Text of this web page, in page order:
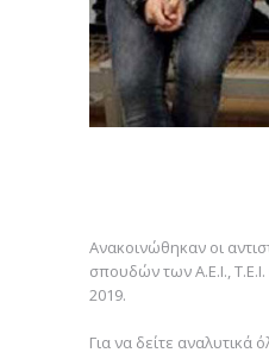
Ανακοινώθηκαν οι
σπουδών των Α.Ε.Ι.,
2019.
Για να δείτε αναλυτικά